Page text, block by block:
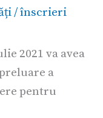
/înscrieri
2021 va avea
a
pentru